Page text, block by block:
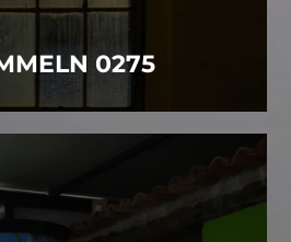
0275